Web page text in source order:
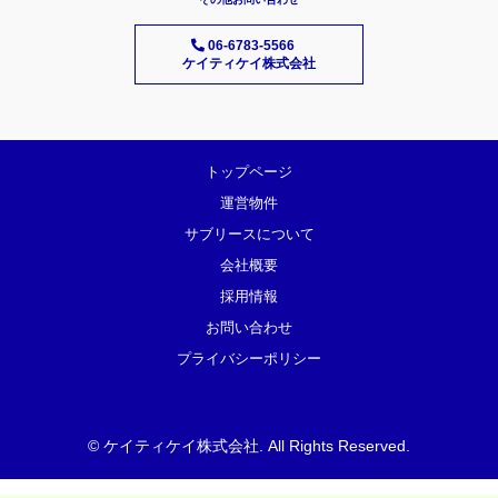
06-6783-5566
ケイティケイ株式会社
トップページ
運営物件
サブリースについて
会社概要
採用情報
お問い合わせ
プライバシーポリシー
© ケイティケイ株式会社 . All Rights Reserved.